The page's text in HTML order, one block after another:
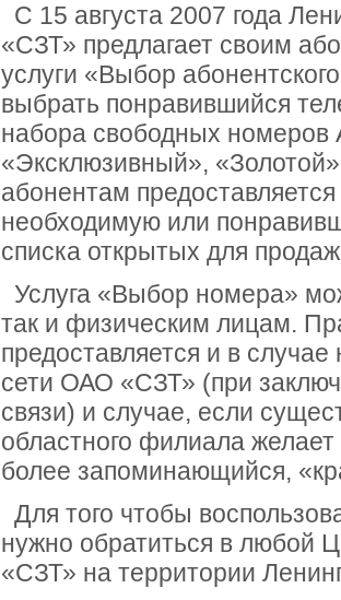
С 15 августа 2007 года
«СЗТ» предлагает своим
услуги «Выбор
выбрать понравившийся
набора свободных номеров
«Эксклюзивный»,
абонентам
необходимую или
списка открытых для
Услуга «Выбор номера»
так и физическим лицам.
предоставляется и в
сети ОАО «СЗТ» (при
связи) и случае, если
областного филиала
более запоминающийся,
Для того чтобы
нужно обратиться в любой
«СЗТ» на территории